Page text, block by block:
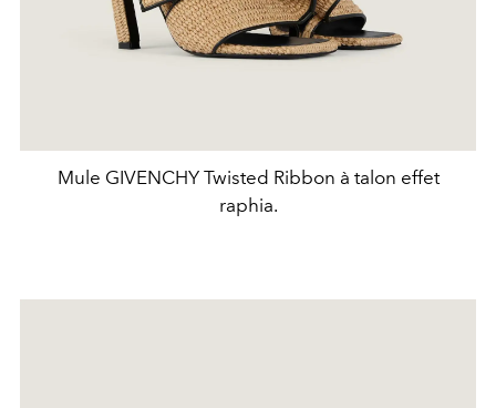
Mule GIVENCHY Twisted Ribbon à talon effet
raphia.